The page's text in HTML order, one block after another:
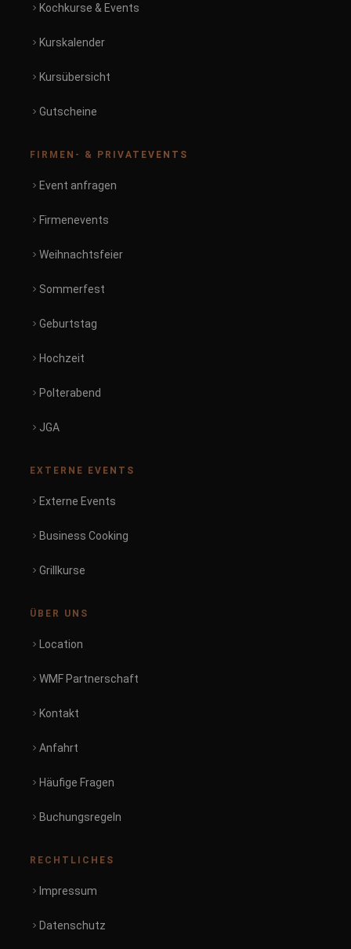
Kochkurse & Events
Kurskalender
Kursübersicht
Gutscheine
FIRMEN- & PRIVATEVENTS
Event anfragen
Firmenevents
Weihnachtsfeier
Sommerfest
Geburtstag
Hochzeit
Polterabend
JGA
EXTERNE EVENTS
Externe Events
Business Cooking
Grillkurse
ÜBER UNS
Location
WMF Partnerschaft
Kontakt
Anfahrt
Häufige Fragen
Buchungsregeln
RECHTLICHES
Impressum
Datenschutz